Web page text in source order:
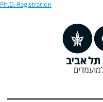
Ph.D. Registration